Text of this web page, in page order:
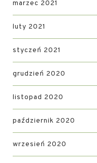
marzec 2021
luty 2021
styczeń 2021
grudzień 2020
listopad 2020
październik 2020
wrzesień 2020